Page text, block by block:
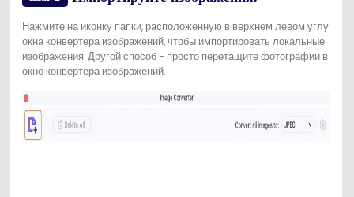
Нажмите на иконку папки, расположенную в верхнем левом углу
окна конвертера изображений, чтобы импортировать локальные
изображения. Другой способ - просто перетащите фотографии в
окно конвертера изображений.